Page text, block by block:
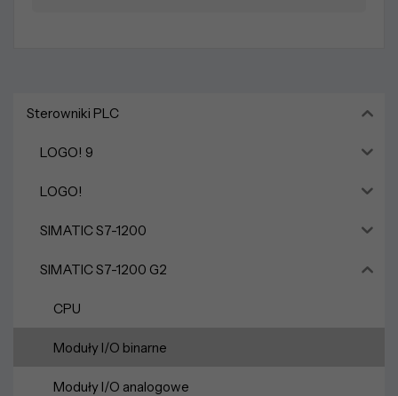
Sterowniki PLC
LOGO! 9
LOGO!
SIMATIC S7-1200
SIMATIC S7-1200 G2
CPU
Moduły I/O binarne
Moduły I/O analogowe